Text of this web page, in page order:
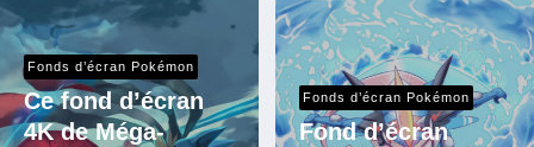
Fonds d’écran Pokémon
Ce fond d’écran
4K de Méga-
Fonds d’écran Pokémon
Fond d’écran